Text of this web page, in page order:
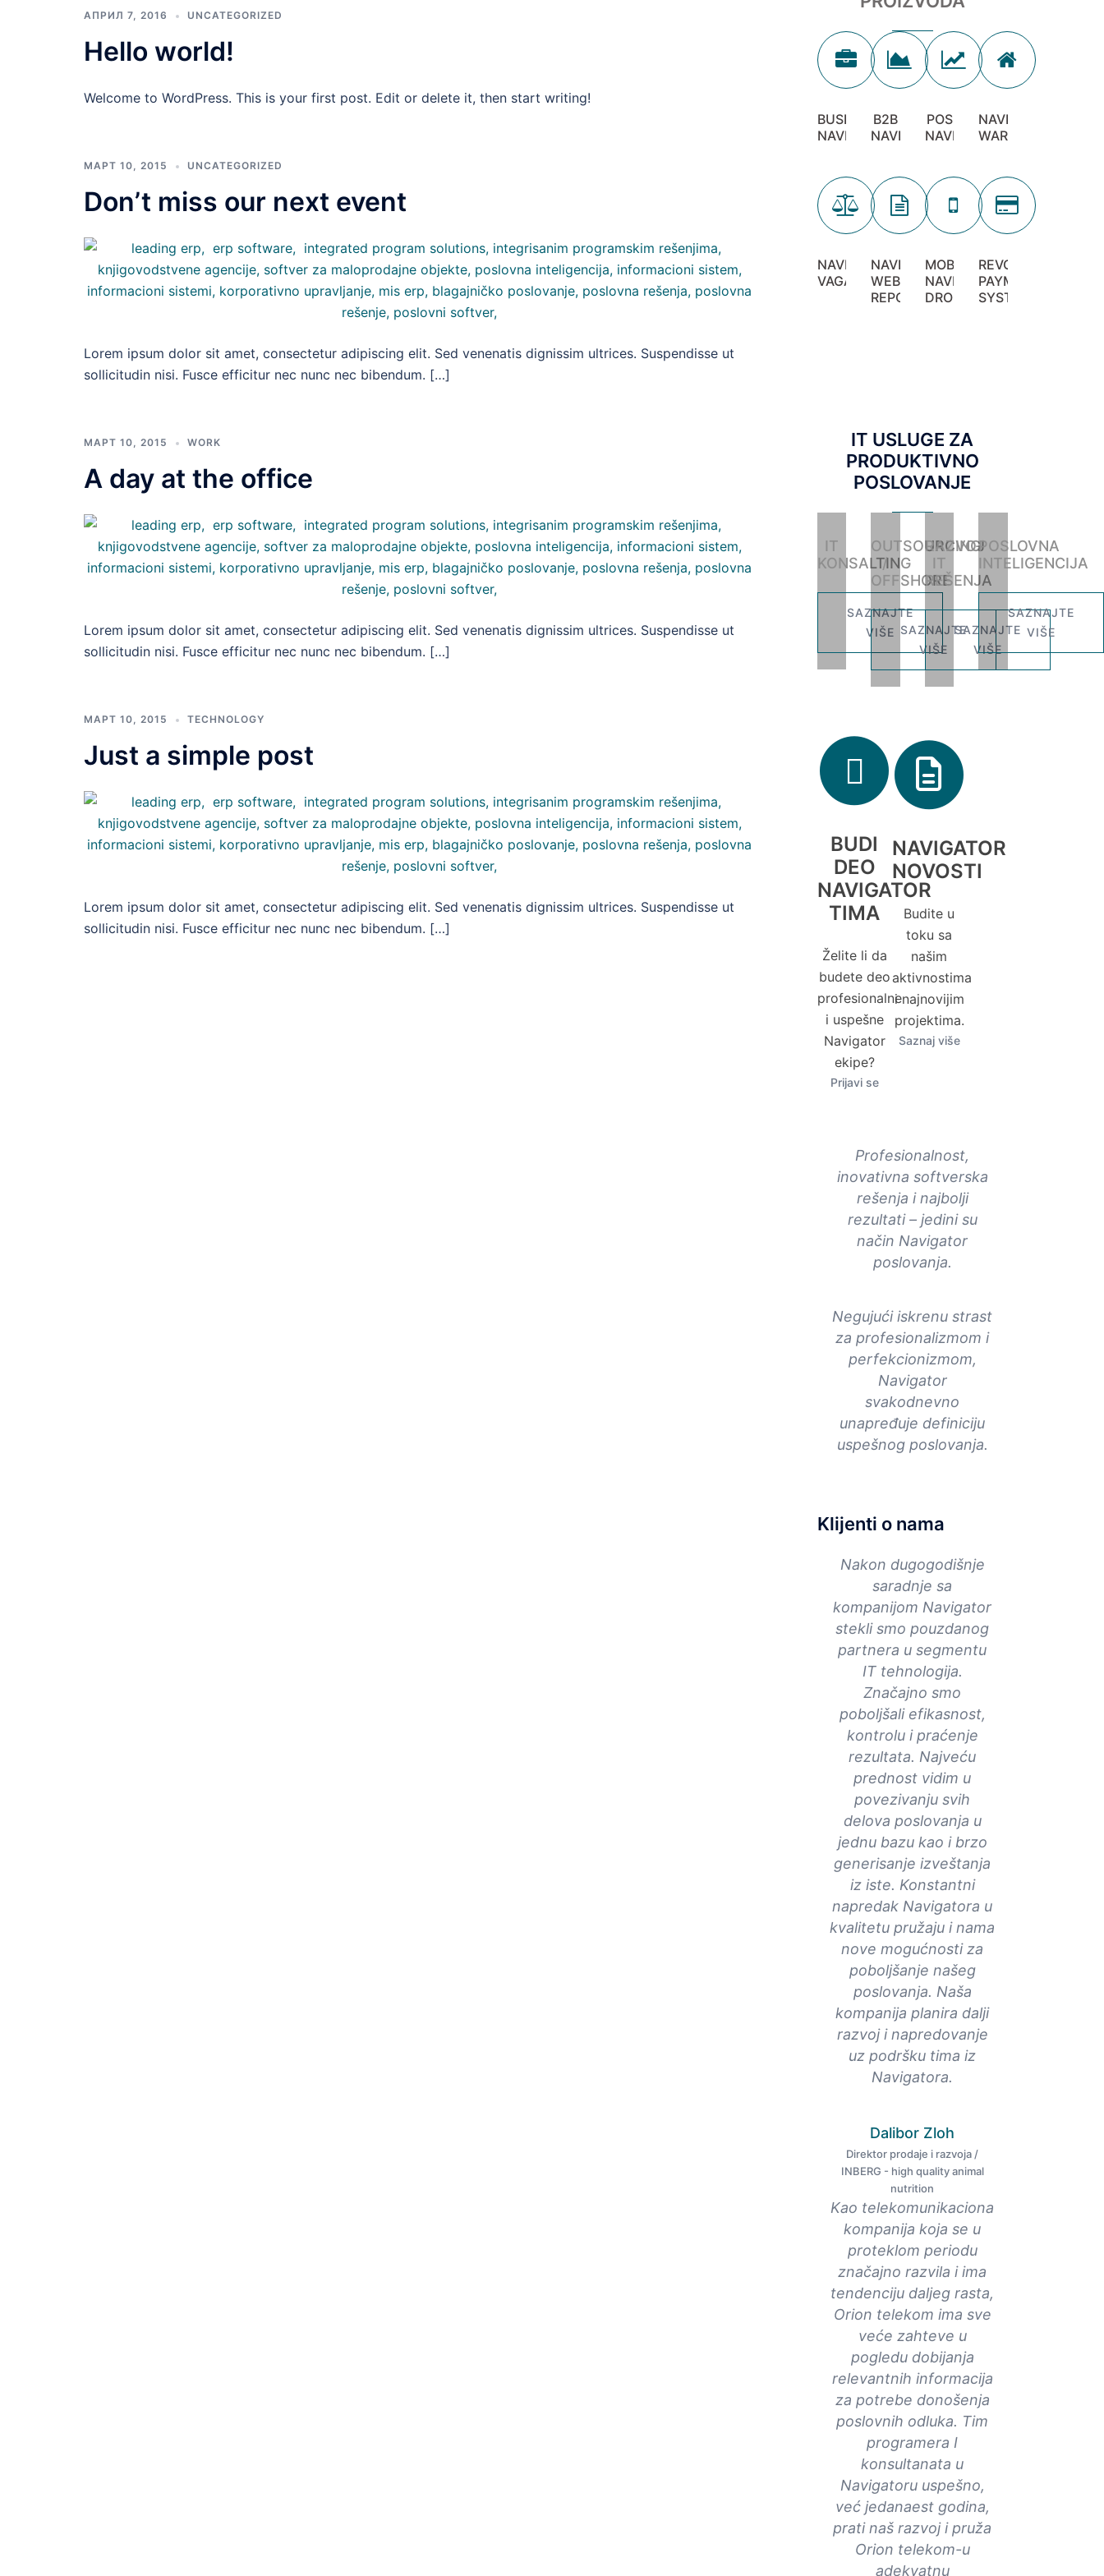
АПРИЛ 7, 2016 UNCATEGORIZED
Hello world!
Welcome to WordPress. This is your first post. Edit or delete it, then start writing!
МАРТ 10, 2015 UNCATEGORIZED
Don’t miss our next event
Lorem ipsum dolor sit amet, consectetur adipiscing elit. Sed venenatis dignissim ultrices. Suspendisse ut
sollicitudin nisi. Fusce efficitur nec nunc nec bibendum. […]
МАРТ 10, 2015 WORK
A day at the office
Lorem ipsum dolor sit amet, consectetur adipiscing elit. Sed venenatis dignissim ultrices. Suspendisse ut
sollicitudin nisi. Fusce efficitur nec nunc nec bibendum. […]
МАРТ 10, 2015 TECHNOLOGY
Just a simple post
Lorem ipsum dolor sit amet, consectetur adipiscing elit. Sed venenatis dignissim ultrices. Suspendisse ut
sollicitudin nisi. Fusce efficitur nec nunc nec bibendum. […]
BUSINESS
NAVIGATOR
B2B
NAVIGATOR
POS
NAVIGATOR
NAVIGATOR
WAREHOUSE
NAVIGATOR
VAGA
NAVIGATOR
WEB
REPORTER
MOBILE
NAVIGATOR
DROID
REVOLUTION
PAYMENT
SYSTEM
IT USLUGE ZA
PRODUKTIVNO
POSLOVANJE
IT
KONSALTING
SAZNAJTE
VIŠE
OUTSOURCING
/
OFFSHORE
SAZNAJTE
VIŠE
RAZVOJ
IT
REŠENJA
SAZNAJTE
VIŠE
POSLOVNA
INTELIGENCIJA
SAZNAJTE
VIŠE
BUDI
DEO
NAVIGATOR
TIMA
Želite li da
budete deo
profesionalne
i uspešne
Navigator
ekipe?
Prijavi se
NAVIGATOR
NOVOSTI
Budite u
toku sa
našim
aktivnostima
i najnovijim
projektima.
Saznaj više
Profesionalnost,
inovativna softverska
rešenja i najbolji
rezultati – jedini su
način Navigator
poslovanja.
Negujući iskrenu strast
za profesionalizmom i
perfekcionizmom,
Navigator
svakodnevno
unapređuje definiciju
uspešnog poslovanja.
Klijenti o nama
Nakon dugogodišnje
saradnje sa
kompanijom Navigator
stekli smo pouzdanog
partnera u segmentu
IT tehnologija.
Značajno smo
poboljšali efikasnost,
kontrolu i praćenje
rezultata. Najveću
prednost vidim u
povezivanju svih
delova poslovanja u
jednu bazu kao i brzo
generisanje izveštanja
iz iste. Konstantni
napredak Navigatora u
kvalitetu pružaju i nama
nove mogućnosti za
poboljšanje našeg
poslovanja. Naša
kompanija planira dalji
razvoj i napredovanje
uz podršku tima iz
Navigatora.
Dalibor Zloh
Direktor prodaje i razvoja /
INBERG - high quality animal
nutrition
Kao telekomunikaciona
kompanija koja se u
proteklom periodu
značajno razvila i ima
tendenciju daljeg rasta,
Orion telekom ima sve
veće zahteve u
pogledu dobijanja
relevantnih informacija
za potrebe donošenja
poslovnih odluka. Tim
programera I
konsultanata u
Navigatoru uspešno,
već jedanaest godina,
prati naš razvoj i pruža
Orion telekom-u
adekvatnu